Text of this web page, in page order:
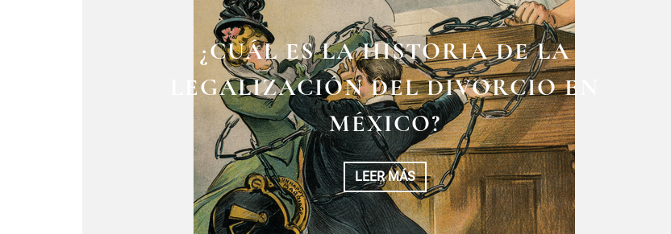
¿CUÁL ES LA HISTORIA DE LA
LEGALIZACIÓN DEL DIVORCIO EN
MÉXICO?
LEER MÁS
VIRGINIA FÁBREGAS, LA REINA DEL
TEATRO MEXICANO
LEER MÁS
CUANDO MÉXICO CONOCIÓ EL VOCHO
LEER MÁS